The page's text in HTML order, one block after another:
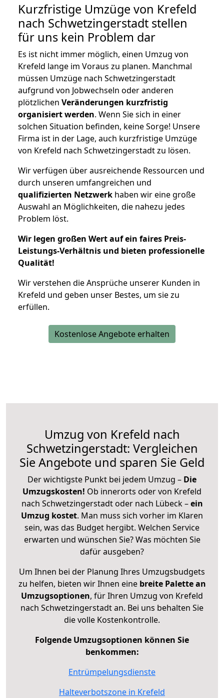
Kurzfristige Umzüge von Krefeld
nach Schwetzingerstadt stellen
für uns kein Problem dar
Es ist nicht immer möglich, einen Umzug von
Krefeld lange im Voraus zu planen. Manchmal
müssen Umzüge nach Schwetzingerstadt
aufgrund von Jobwechseln oder anderen
plötzlichen Veränderungen kurzfristig
organisiert werden. Wenn Sie sich in einer
solchen Situation befinden, keine Sorge! Unsere
Firma ist in der Lage, auch kurzfristige Umzüge
von Krefeld nach Schwetzingerstadt zu lösen.
Wir verfügen über ausreichende Ressourcen und
durch unseren umfangreichen und
qualifizierten Netzwerk haben wir eine große
Auswahl an Möglichkeiten, die nahezu jedes
Problem löst.
Wir legen großen Wert auf ein faires Preis-
Leistungs-Verhältnis und bieten professionelle
Qualität!
Wir verstehen die Ansprüche unserer Kunden in
Krefeld und geben unser Bestes, um sie zu
erfüllen.
Kostenlose Angebote erhalten
Umzug von Krefeld nach
Schwetzingerstadt: Vergleichen
Sie Angebote und sparen Sie Geld
Der wichtigste Punkt bei jedem Umzug – Die
Umzugskosten! Ob innerorts oder von Krefeld
nach Schwetzingerstadt oder nach Lübeck –ein
Umzug kostet. Man muss sich vorher im Klaren
sein, was das Budget hergibt. Welchen Service
erwarten und wünschen Sie? Was möchten Sie
dafür ausgeben?
Um Ihnen bei der Planung Ihres Umzugsbudgets
zu helfen, bieten wir Ihnen eine breite Palette an
Umzugsoptionen, für Ihren Umzug von Krefeld
nach Schwetzingerstadt an. Bei uns behalten Sie
die volle Kostenkontrolle.
Folgende Umzugsoptionen können Sie
benkommen:
Entrümpelungsdienste
Halteverbotszone in Krefeld